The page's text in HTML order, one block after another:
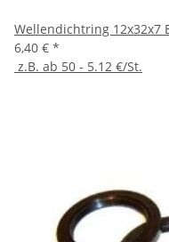
Wellendichtring 12x32x7
6,40 € *
z.B. ab 50 - 5.12 €/St.